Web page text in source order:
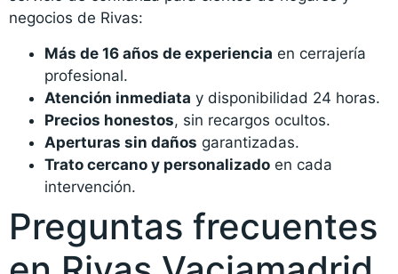
negocios de Rivas:
Más de 16 años de experiencia en cerrajería
profesional.
Atención inmediata y disponibilidad 24 horas.
Precios honestos, sin recargos ocultos.
Aperturas sin daños garantizadas.
Trato cercano y personalizado en cada
intervención.
Preguntas frecuentes